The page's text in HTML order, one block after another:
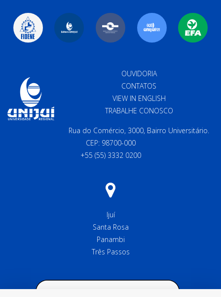
OUVIDORIA
CONTATOS
VIEW IN ENGLISH
TRABALHE CONOSCO
Rua do Comércio, 3000, Bairro Universitário.
CEP: 98700-000
+55 (55) 3332 0200
Ijuí
Santa Rosa
Panambi
Três Passos